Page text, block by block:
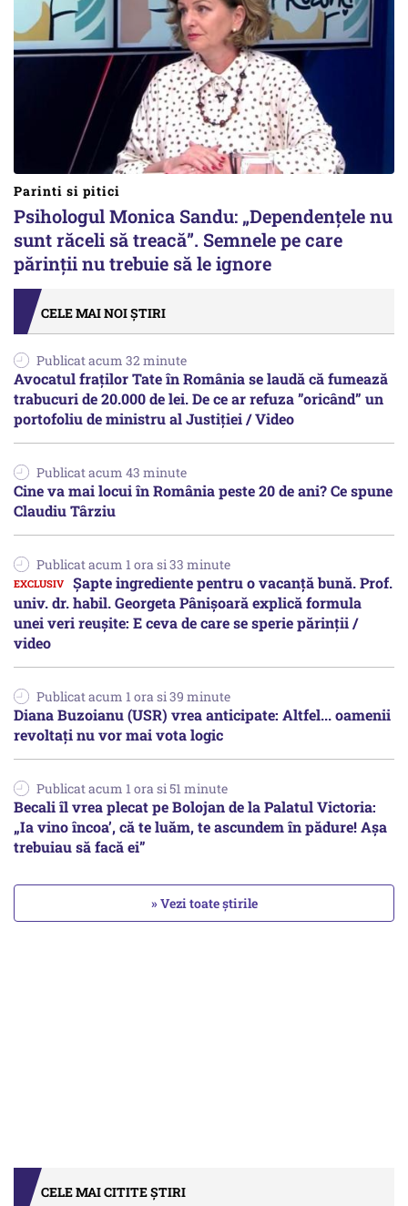
Parinti si pitici
Psihologul Monica Sandu: „Dependențele nu
sunt răceli să treacă”. Semnele pe care
părinții nu trebuie să le ignore
CELE MAI NOI ȘTIRI
Publicat acum 32 minute
Avocatul fraților Tate în România se laudă că fumează
trabucuri de 20.000 de lei. De ce ar refuza ”oricând” un
portofoliu de ministru al Justiției / Video
Publicat acum 43 minute
Cine va mai locui în România peste 20 de ani? Ce spune
Claudiu Târziu
Publicat acum 1 ora si 33 minute
Șapte ingrediente pentru o vacanță bună. Prof.
univ. dr. habil. Georgeta Pânișoară explică formula
unei veri reușite: E ceva de care se sperie părinții /
video
Publicat acum 1 ora si 39 minute
Diana Buzoianu (USR) vrea anticipate: Altfel... oamenii
revoltați nu vor mai vota logic
Publicat acum 1 ora si 51 minute
Becali îl vrea plecat pe Bolojan de la Palatul Victoria:
„Ia vino încoa’, că te luăm, te ascundem în pădure! Așa
trebuiau să facă ei”
» Vezi toate știrile
CELE MAI CITITE ȘTIRI